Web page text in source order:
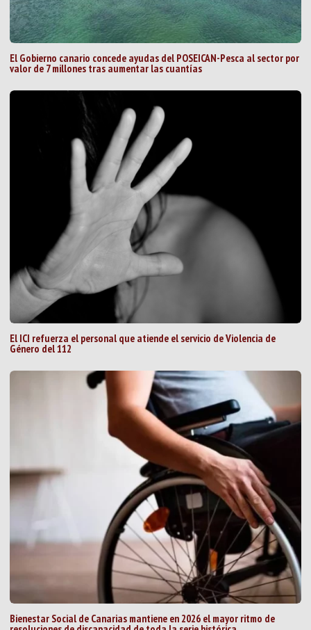
El Gobierno canario concede ayudas del POSEICAN-Pesca al sector por
valor de 7 millones tras aumentar las cuantías
El ICI refuerza el personal que atiende el servicio de Violencia de
Género del 112
Bienestar Social de Canarias mantiene en 2026 el mayor ritmo de